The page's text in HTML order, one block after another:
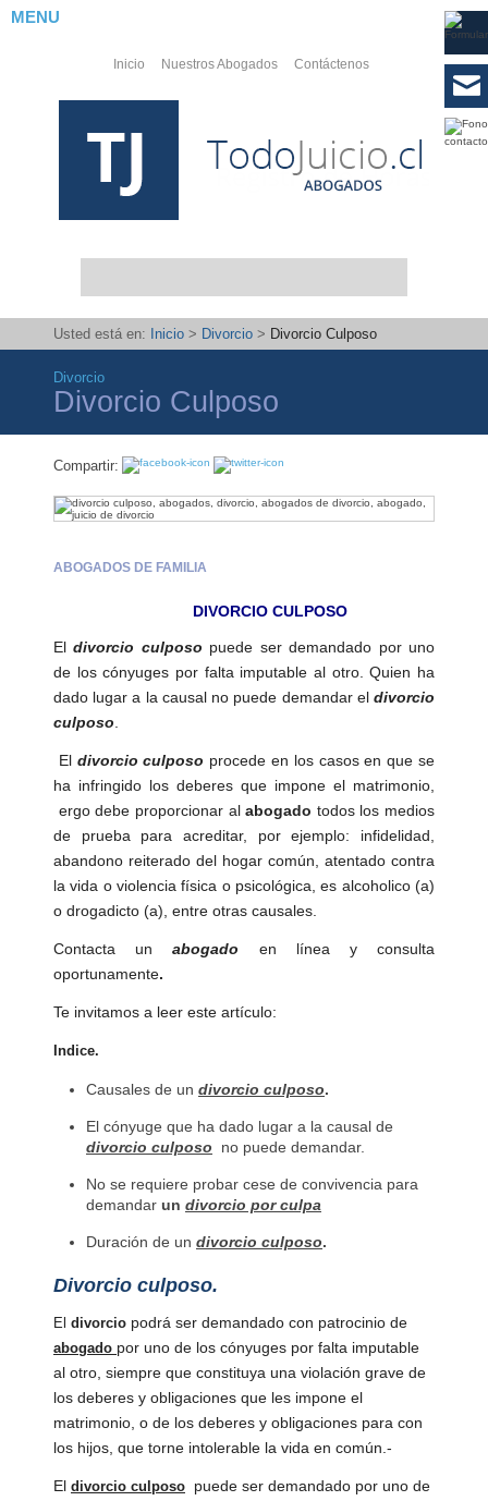
Inicio Nuestros Abogados Contáctenos
Abogados
PYMES
Abogados
Divorcio
Abogados
Local
Regiones
MENU
Usted está en: Inicio > Divorcio > Divorcio Culposo
Divorcio
Divorcio Culposo
Compartir:
ABOGADOS DE FAMILIA
DIVORCIO CULPOSO
Eldivorcio culposo puede ser demandado por uno
de los cónyuges por falta imputable al otro. Quien ha
dado lugar a la causal no puede demandar el divorcio
culposo
El divorcio culposo procede en los casos en que se
ha infringido los deberes que impone el matrimonio,
ergo debe proporcionar alabogado todos los medios
de prueba para acreditar, por ejemplo: infidelidad,
abandono reiterado del hogar común, atentado contra
la vida o violencia física o psicológica, es alcoholico (a)
o drogadicto (a), entre otras causales.
Contacta unabogado en línea y consulta
oportunamente.
Te invitamos a leer este artículo:
Indice.
Causales de un divorcio culposo.
El cónyuge que ha dado lugar a la causal de
divorcio culposo
no puede demandar.
No se requiere probar cese de convivencia para
demandar un divorcio por culpa
Duración de un divorcio culposo.
Divorcio culposo.
El divorcio podrá ser demandado con patrocinio de
abogado por uno de los cónyuges por falta imputable
al otro, siempre que constituya una violación grave de
los deberes y obligaciones que les impone el
matrimonio, o de los deberes y obligaciones para con
los hijos, que torne intolerable la vida en común.-
El divorcio culposo puede ser demandado por uno de